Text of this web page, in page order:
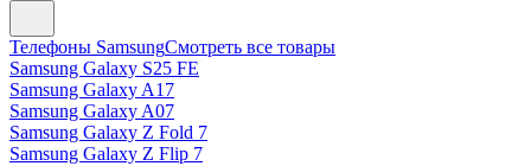
Телефоны SamsungСмотреть все товары
Samsung Galaxy S25 FE
Samsung Galaxy A17
Samsung Galaxy A07
Samsung Galaxy Z Fold 7
Samsung Galaxy Z Flip 7